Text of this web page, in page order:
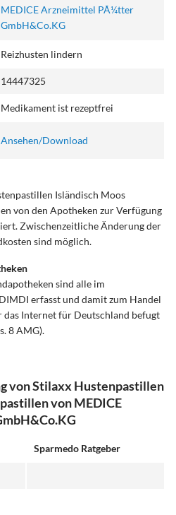
MEDICE Arzneimittel PÃ¼tter
GmbH&Co.KG
Reizhusten lindern
14447325
Medikament ist rezeptfrei
Ansehen/Download
Isländisch Moos
von den Apotheken zur Verfügung
Zwischenzeitliche Änderung der
sind möglich.
sind alle im
erfasst und damit zum Handel
Internet für Deutschland befugt
8 AMG).
von Stilaxx Hustenpastillen
von MEDICE
Sparmedo Ratgeber